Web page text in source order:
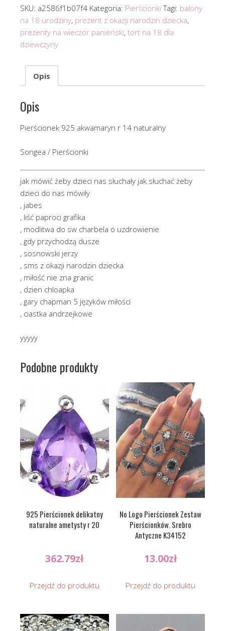
SKU: a2586f1b07f4 Kategoria: Pierścionki Tagi: balony
na 18 urodziny, prezent z okazji narodzin dziecka,
prezenty na wieczór panieński, tort na 18 dla
dziewczyny
Opis
Opis
Pierścionek 925 akwamaryn r 14 naturalny
Songea / Pierścionki
jak mówić żeby dzieci nas słuchały jak słuchać żeby
dzieci do nas mówiły
, jabes
, liść paproci grafika
, modlitwa do sw charbela o uzdrowienie
, gdy przychodzą dusze
, sosnowski jerzy
, sms z okazji narodzin dziecka
, miłość nie zna granic
, dzien chloapka
, gary chapman 5 języków miłości
, ciastka andrzejkowe
yyyyy
Podobne produkty
925 Pierścionek delikatny
naturalne ametysty r 20
362.79zł
Przejdź do produktu
No Logo Pierścionek Zestaw
Pierścionków. Srebro
Antyczne K34152
13.00zł
Przejdź do produktu